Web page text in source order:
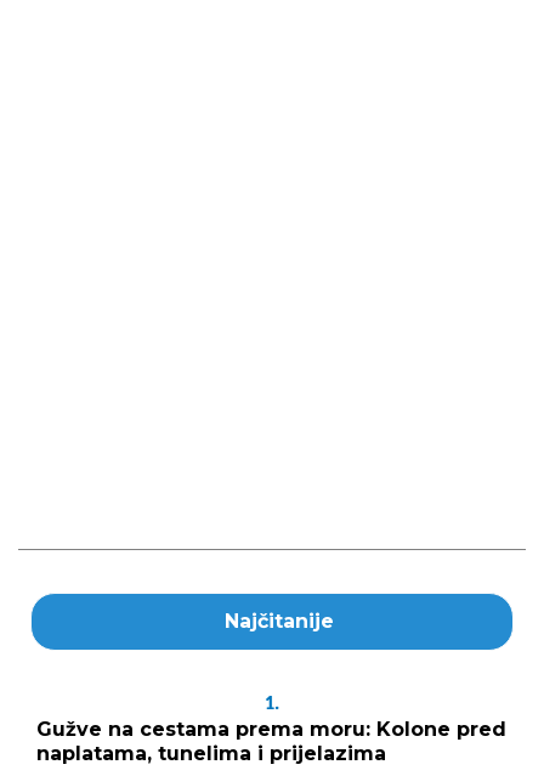
Najčitanije
1.
Gužve na cestama prema moru: Kolone pred
naplatama, tunelima i prijelazima